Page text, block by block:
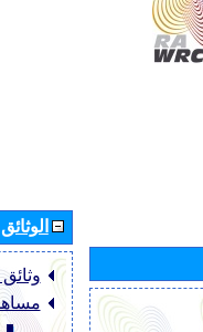
الوثائق